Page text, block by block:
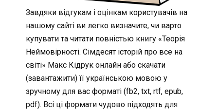
Завдяки відгукам і оцінкам користувачів на
нашому сайті ви легко визначите, чи варто
купувати та читати повністью книгу «Теорія
Неймовірності. Сімдесят історій про все на
світі» Макс Кідрук онлайн або скачати
(завантажити) її українською мовою у
зручному для вас форматі (fb2, txt, rtf, epub,
pdf). Всі ці формати чудово підходять для